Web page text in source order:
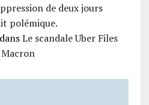
de deux jours
polémique.
Le scandale Uber Files